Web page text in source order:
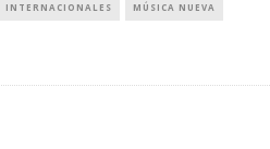
INTERNACIONALES MÚSICA NUEVA